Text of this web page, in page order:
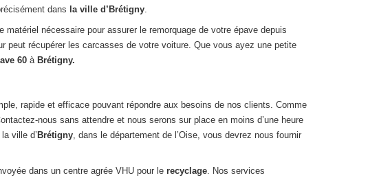
dans la ville d’Brétigny.
nécessaire pour assurer le remorquage de votre épave depuis
peut récupérer les carcasses de votre voiture. Que vous ayez une petite
60 à Brétigny.
rapide et efficace pouvant répondre aux besoins de nos clients. Comme
nous sans attendre et nous serons sur place en moins d’une heure
ville d’ Brétigny, dans le département de l’Oise, vous devrez nous fournir
dans un centre agrée VHU pour le recyclage. Nos services